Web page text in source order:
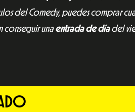
del Comedy, puedes comprar
conseguir unaentrada de díadel